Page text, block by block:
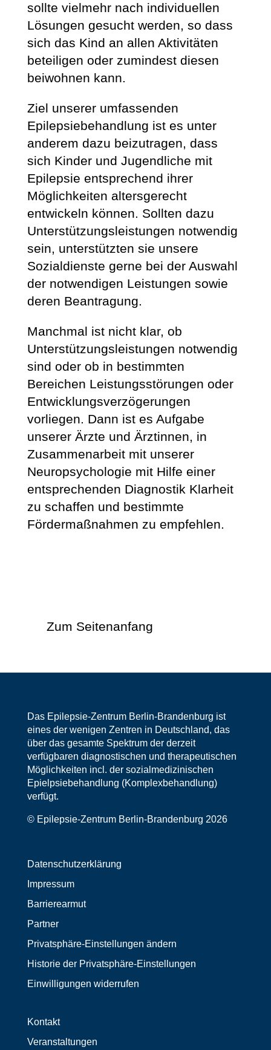
sollte vielmehr nach individuellen
Lösungen gesucht werden, so dass
sich das Kind an allen Aktivitäten
beteiligen oder zumindest diesen
beiwohnen kann.
Ziel unserer umfassenden
Epilepsiebehandlung ist es unter
anderem dazu beizutragen, dass
sich Kinder und Jugendliche mit
Epilepsie entsprechend ihrer
Möglichkeiten altersgerecht
entwickeln können. Sollten dazu
Unterstützungsleistungen notwendig
sein, unterstützten sie unsere
Sozialdienste gerne bei der Auswahl
der notwendigen Leistungen sowie
deren Beantragung.
Manchmal ist nicht klar, ob
Unterstützungsleistungen notwendig
sind oder ob in bestimmten
Bereichen Leistungsstörungen oder
Entwicklungsverzögerungen
vorliegen. Dann ist es Aufgabe
unserer Ärzte und Ärztinnen, in
Zusammenarbeit mit unserer
Neuropsychologie mit Hilfe einer
entsprechenden Diagnostik Klarheit
zu schaffen und bestimmte
Fördermaßnahmen zu empfehlen.
Zum Seitenanfang
Das Epilepsie-Zentrum Berlin-Brandenburg ist
eines der wenigen Zentren in Deutschland, das
über das gesamte Spektrum der derzeit
verfügbaren diagnostischen und therapeutischen
Möglichkeiten incl. der sozialmedizinischen
Epielpsiebehandlung (Komplexbehandlung)
verfügt.
© Epilepsie-Zentrum Berlin-Brandenburg 2026
Datenschutzerklärung
Impressum
Barrierearmut
Partner
Privatsphäre-Einstellungen ändern
Historie der Privatsphäre-Einstellungen
Einwilligungen widerrufen
Kontakt
Veranstaltungen